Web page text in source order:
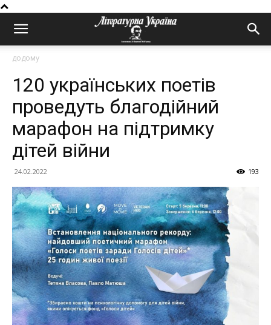
додому
120 українських поетів
проведуть благодійний
марафон на підтримку
дітей війни
24.02.2022 193